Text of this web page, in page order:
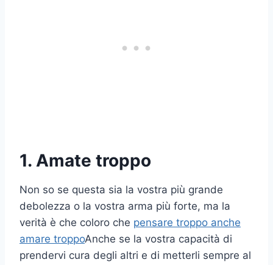
1. Amate troppo
Non so se questa sia la vostra più grande
debolezza o la vostra arma più forte, ma la
verità è che coloro che pensare troppo anche
amare troppoAnche se la vostra capacità di
prendervi cura degli altri e di metterli sempre al